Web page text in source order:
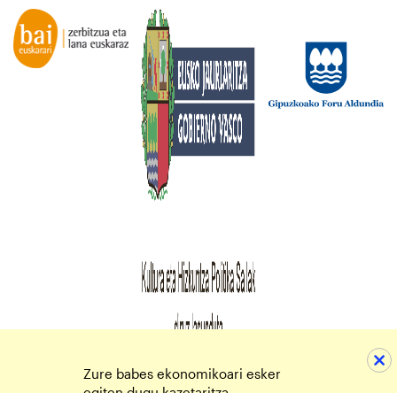
Zure babes ekonomikoari esker